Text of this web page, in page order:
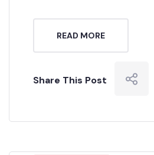
READ MORE
Share This Post